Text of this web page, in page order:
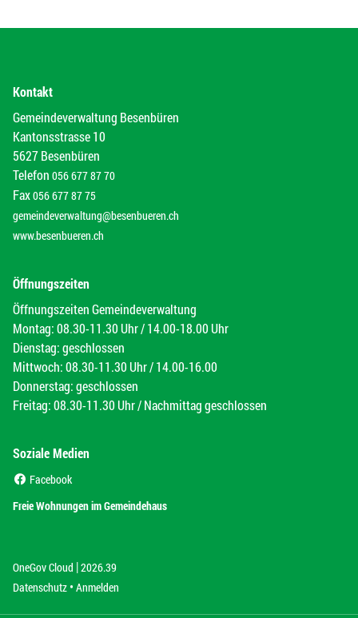
Kontakt
Gemeindeverwaltung Besenbüren
Kantonsstrasse 10
5627 Besenbüren
Telefon 056 677 87 70
Fax056 677 87 75
gemeindeverwaltung@besenbueren.ch
www.besenbueren.ch
Öffnungszeiten
Öffnungszeiten Gemeindeverwaltung
Montag: 08.30-11.30 Uhr / 14.00-18.00 Uhr
Dienstag: geschlossen
Mittwoch: 08.30-11.30 Uhr / 14.00-16.00
Donnerstag: geschlossen
Freitag: 08.30-11.30 Uhr / Nachmittag geschlossen
Soziale Medien
Facebook
Freie Wohnungen im Gemeindehaus
OneGov Cloud (External Link)
|2026.39
Datenschutz (External Link)
Anmelden